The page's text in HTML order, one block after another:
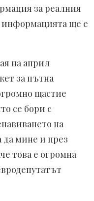
за реалния
информацията ще е
на април
за пътна
щастие
се бори с
на
да мине и през
това е огромна